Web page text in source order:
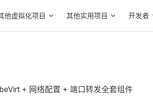
他虚拟化项目 其他实用项目 开发者
+ 网络配置 + 端口转发全套组件